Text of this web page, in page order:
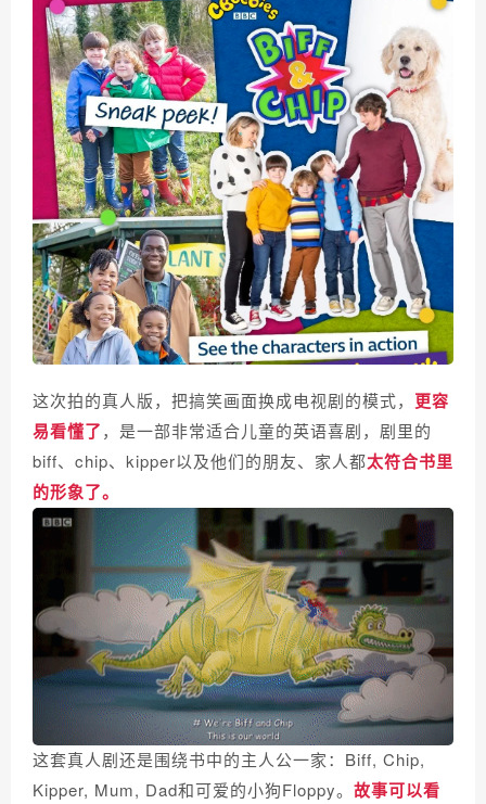
这次拍的真人版，把搞笑画面换成电视剧的模式， 更容
易看懂了，是一部非常适合儿童的英语喜剧，剧里的
biff、chip、kipper以及他们的朋友、家人都太符合书里
的形象了。
这套真人剧还是围绕书中的主人公一家：Biff, Chip,
Kipper, Mum, Dad和可爱的小狗Floppy。 故事可以看